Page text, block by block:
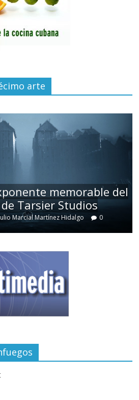
arte
memorable del
Tarsier Studios
Marcial Martínez Hidalgo 0